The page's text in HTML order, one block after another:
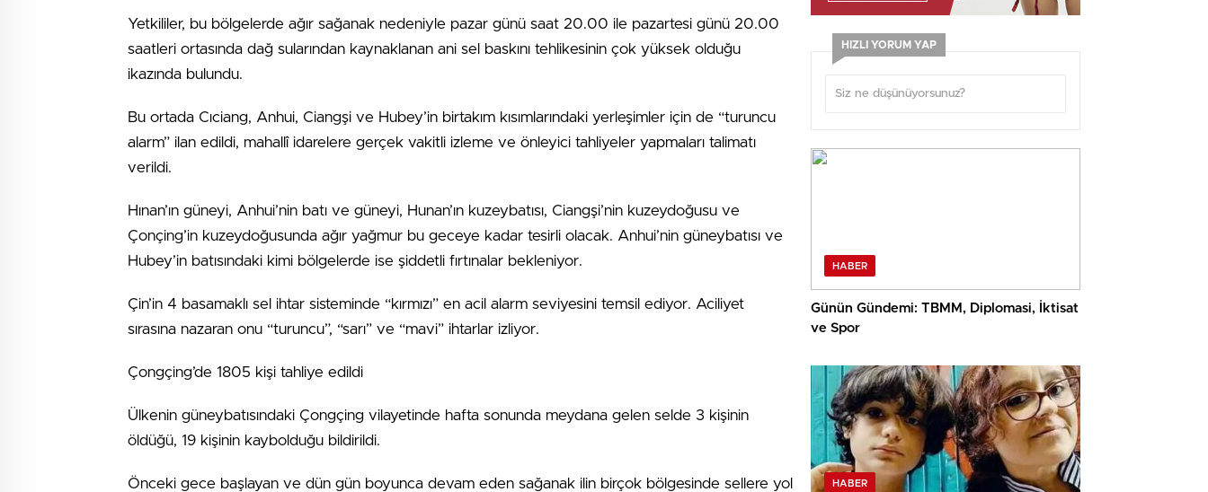
Yetkililer, bu bölgelerde ağır sağanak nedeniyle pazar günü saat 20.00 ile pazartesi günü 20.00
saatleri ortasında dağ sularından kaynaklanan ani sel baskını tehlikesinin çok yüksek olduğu
ikazında bulundu.
Bu ortada Cıciang, Anhui, Ciangşi ve Hubey’in birtakım kısımlarındaki yerleşimler için de “turuncu
alarm” ilan edildi, mahallî idarelere gerçek vakitli izleme ve önleyici tahliyeler yapmaları talimatı
verildi.
Hınan’ın güneyi, Anhui’nin batı ve güneyi, Hunan’ın kuzeybatısı, Ciangşi’nin kuzeydoğusu ve
Çonçing’in kuzeydoğusunda ağır yağmur bu geceye kadar tesirli olacak. Anhui’nin güneybatısı ve
Hubey’in batısındaki kimi bölgelerde ise şiddetli fırtınalar bekleniyor.
Çin’in 4 basamaklı sel ihtar sisteminde “kırmızı” en acil alarm seviyesini temsil ediyor. Aciliyet
sırasına nazaran onu “turuncu”, “sarı” ve “mavi” ihtarlar izliyor.
Çongçing’de 1805 kişi tahliye edildi
Ülkenin güneybatısındaki Çongçing vilayetinde hafta sonunda meydana gelen selde 3 kişinin
öldüğü, 19 kişinin kaybolduğu bildirildi.
Önceki gece başlayan ve dün gün boyunca devam eden sağanak ilin birçok bölgesinde sellere yol
HIZLI YORUM YAP
HABER
Günün Gündemi: TBMM, Diplomasi, İktisat
ve Spor
HABER